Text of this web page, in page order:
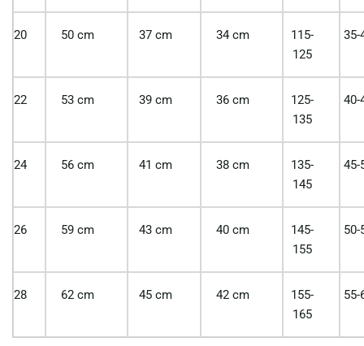
20 50 cm 37 cm 34 cm
115-
125
35-
22 53 cm 39 cm 36 cm
125-
135
40-
24 56 cm 41 cm 38 cm
135-
145
45-
26 59 cm 43 cm 40 cm
145-
155
50-
28 62 cm 45 cm 42 cm
155-
165
55-